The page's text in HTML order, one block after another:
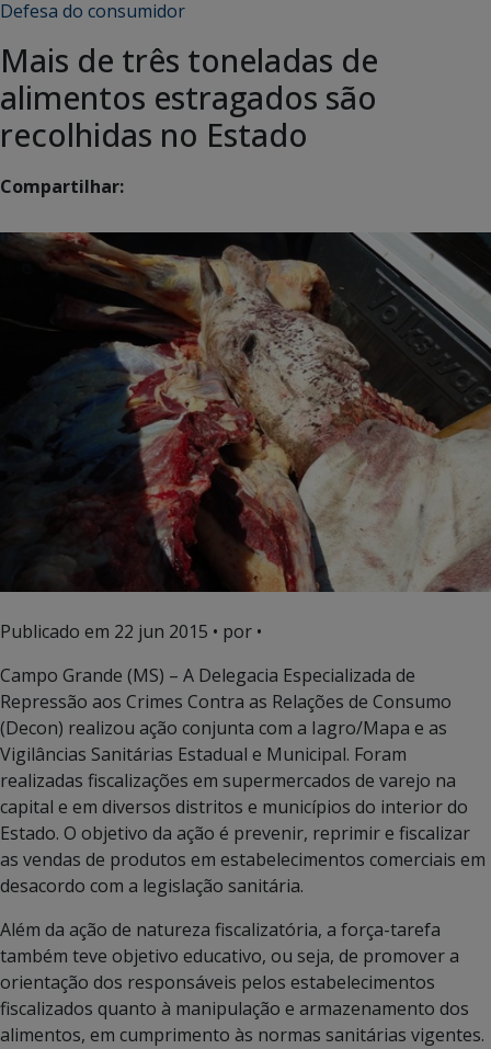
Defesa do consumidor
Mais de três toneladas de
alimentos estragados são
recolhidas no Estado
Compartilhar:
Publicado em 22 jun 2015 • por •
Campo Grande (MS) – A Delegacia Especializada de
Repressão aos Crimes Contra as Relações de Consumo
(Decon) realizou ação conjunta com a Iagro/Mapa e as
Vigilâncias Sanitárias Estadual e Municipal. Foram
realizadas fiscalizações em supermercados de varejo na
capital e em diversos distritos e municípios do interior do
Estado. O objetivo da ação é prevenir, reprimir e fiscalizar
as vendas de produtos em estabelecimentos comerciais em
desacordo com a legislação sanitária.
Além da ação de natureza fiscalizatória, a força-tarefa
também teve objetivo educativo, ou seja, de promover a
orientação dos responsáveis pelos estabelecimentos
fiscalizados quanto à manipulação e armazenamento dos
alimentos, em cumprimento às normas sanitárias vigentes.